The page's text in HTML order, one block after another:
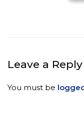
Leave a Reply
You must be